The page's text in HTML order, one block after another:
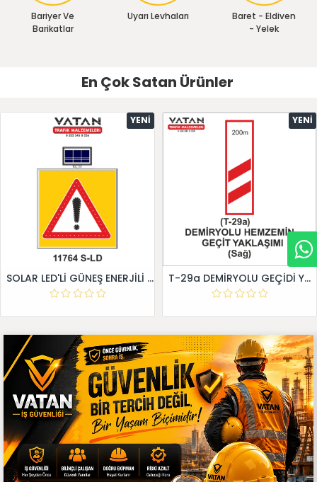
Bariyer Ve
Barikatlar
Uyarı Levhaları
Baret - Eldiven
- Yelek
En Çok Satan Ürünler
YENI
SOLAR LED'Lİ GÜNEŞ ENERJİLİ LEVHA
YENI
T-29a DEMİRYOLU GEÇİDİ YAKLAŞIM LEVHALARI (Sağ)